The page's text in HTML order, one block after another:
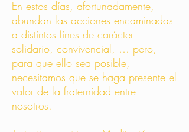
En estos días, afortunadamente,
abundan las acciones encaminadas
a distintos fines de carácter
solidario, convivencial, … pero,
para que ello sea posible,
necesitamos que se haga presente el
valor de la fraternidad entre
nosotros.